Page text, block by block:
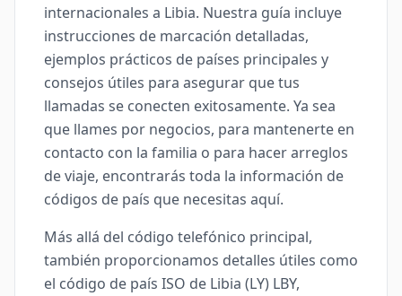
internacionales a Libia. Nuestra guía incluye
instrucciones de marcación detalladas,
ejemplos prácticos de países principales y
consejos útiles para asegurar que tus
llamadas se conecten exitosamente. Ya sea
que llames por negocios, para mantenerte en
contacto con la familia o para hacer arreglos
de viaje, encontrarás toda la información de
códigos de país que necesitas aquí.
Más allá del código telefónico principal,
también proporcionamos detalles útiles como
el código de país ISO de Libia (LY) LBY,